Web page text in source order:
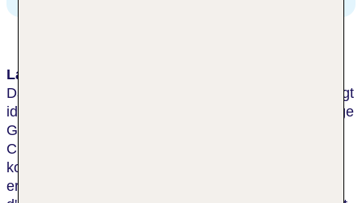
Lage & Umgebung
Das komfortable, eigentümergeführte Ferienhotel liegt
ideal, ruhig am Ende einer Einbahnstraße, nur wenige
Gehminuten vom Strand und dem Boulevard de la
Croisette entfernt. Die alte Bastide wurde 2014
komplett renoviert und um ein neues Gebäude
erweitert. Zur bekannten Einkaufsstraße "Rue